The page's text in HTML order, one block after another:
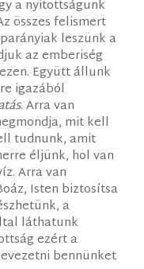
a nyitottságunk
összes felismert
leszünk a
az emberiség
Együtt állunk
igazából
. Arra van
mit kell
tudnunk, amit
éljünk, hol van
Arra van
Isten biztosítsa
a
láthatunk
ezért a
bennünket